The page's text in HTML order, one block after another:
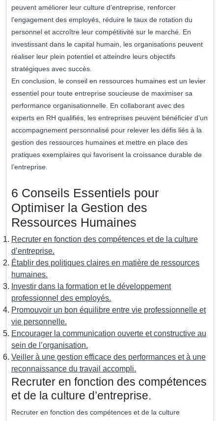
peuvent améliorer leur culture d’entreprise, renforcer
l’engagement des employés, réduire le taux de rotation du
personnel et accroître leur compétitivité sur le marché. En
investissant dans le capital humain, les organisations peuvent
réaliser leur plein potentiel et atteindre leurs objectifs
stratégiques avec succès.
En conclusion, le conseil en ressources humaines est un levier
essentiel pour toute entreprise soucieuse de maximiser sa
performance organisationnelle. En collaborant avec des
experts en RH qualifiés, les entreprises peuvent bénéficier d’un
accompagnement personnalisé pour relever les défis liés à la
gestion des ressources humaines et mettre en place des
pratiques exemplaires qui favorisent la croissance durable de
l’entreprise.
6 Conseils Essentiels pour
Optimiser la Gestion des
Ressources Humaines
Recruter en fonction des compétences et de la culture
d’entreprise.
Établir des politiques claires en matière de ressources
humaines.
Investir dans la formation et le développement
professionnel des employés.
Promouvoir un bon équilibre entre vie professionnelle et
vie personnelle.
Encourager la communication ouverte et constructive au
sein de l’organisation.
Veiller à une gestion efficace des performances et à une
reconnaissance du travail accompli.
Recruter en fonction des compétences
et de la culture d’entreprise.
Recruter en fonction des compétences et de la culture